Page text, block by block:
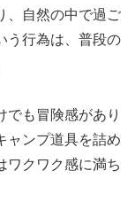
、自然の中で過ご
う行為は、普段の
でも冒険感があり
ャンプ道具を詰め
ワクワク感に満ち